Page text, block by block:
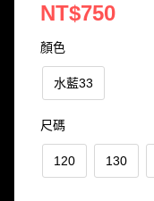
NT$750
顏色
水藍33
尺碼
120 130